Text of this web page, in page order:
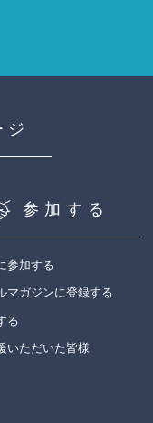
ジ
参加する
参加する
マガジンに登録する
る
いただいた皆様